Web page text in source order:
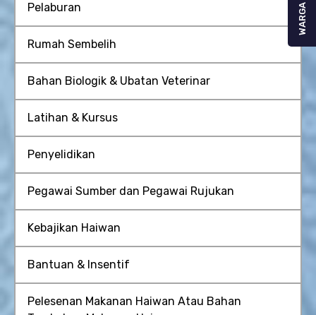
Pelaburan
Rumah Sembelih
Bahan Biologik & Ubatan Veterinar
Latihan & Kursus
Penyelidikan
Pegawai Sumber dan Pegawai Rujukan
Kebajikan Haiwan
Bantuan & Insentif
Pelesenan Makanan Haiwan Atau Bahan
WARGA